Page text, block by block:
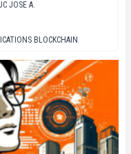
JOSE A.
BLOCKCHAIN